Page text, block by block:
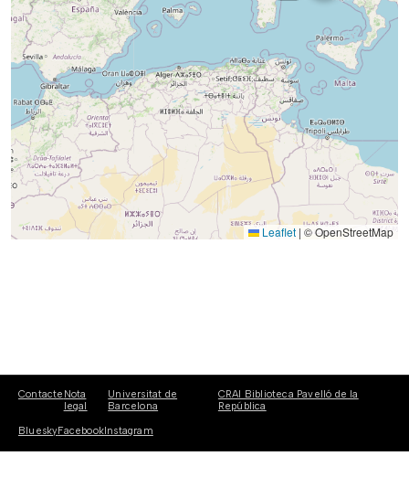
Leaflet | © OpenStreetMap
Contacte Nota
legal
Universitat de
Barcelona
CRAI Biblioteca Pavelló de la
República
BlueskyFacebookInstagram